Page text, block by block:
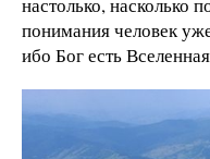
понимания человек
ибо Бог есть